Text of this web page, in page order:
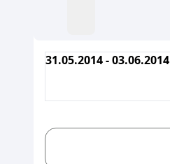
31.05.2014 - 03.06.2014